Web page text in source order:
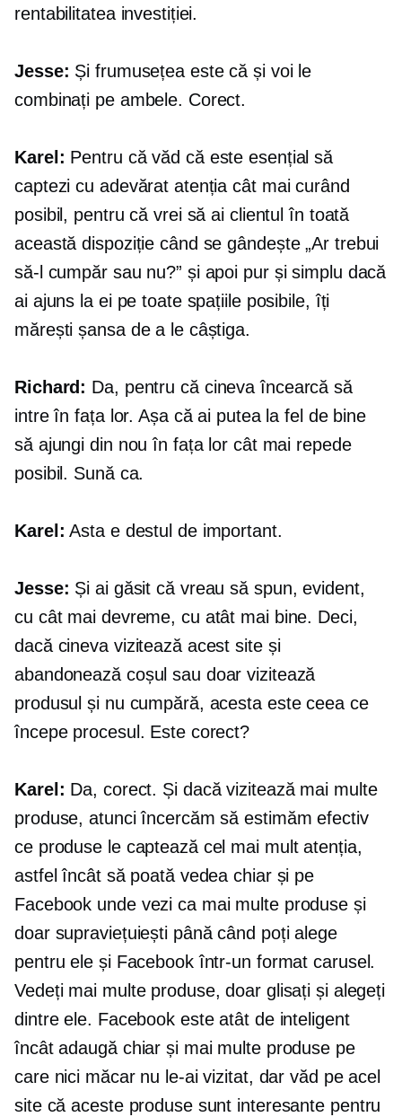
rentabilitatea investiției.
Jesse: Și frumusețea este că și voi le
combinați pe ambele. Corect.
Karel: Pentru că văd că este esențial să
captezi cu adevărat atenția cât mai curând
posibil, pentru că vrei să ai clientul în toată
această dispoziție când se gândește „Ar trebui
să-l cumpăr sau nu?” și apoi pur și simplu dacă
ai ajuns la ei pe toate spațiile posibile, îți
mărești șansa de a le câștiga.
Richard: Da, pentru că cineva încearcă să
intre în fața lor. Așa că ai putea la fel de bine
să ajungi din nou în fața lor cât mai repede
posibil. Sună ca.
Karel: Asta e destul de important.
Jesse: Și ai găsit că vreau să spun, evident,
cu cât mai devreme, cu atât mai bine. Deci,
dacă cineva vizitează acest site și
abandonează coșul sau doar vizitează
produsul și nu cumpără, acesta este ceea ce
începe procesul. Este corect?
Karel: Da, corect. Și dacă vizitează mai multe
produse, atunci încercăm să estimăm efectiv
ce produse le captează cel mai mult atenția,
astfel încât să poată vedea chiar și pe
Facebook unde vezi ca mai multe produse și
doar supraviețuiești până când poți alege
pentru ele și Facebook într-un format carusel.
Vedeți mai multe produse, doar glisați și alegeți
dintre ele. Facebook este atât de inteligent
încât adaugă chiar și mai multe produse pe
care nici măcar nu le-ai vizitat, dar văd pe acel
site că aceste produse sunt interesante pentru